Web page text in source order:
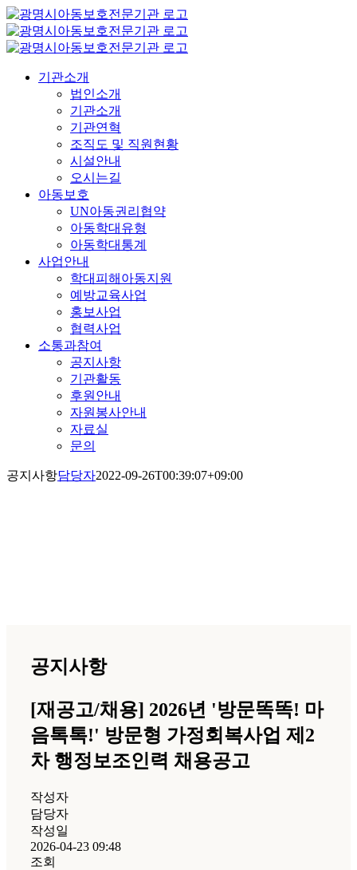
콘
텐
츠
기관소개
법인소개
기관소개
기관연혁
조직도 및 직원현황
시설안내
오시는길
아동보호
UN아동권리협약
아동학대유형
아동학대통계
사업안내
학대피해아동지원
예방교육사업
홍보사업
협력사업
소통과참여
공지사항
기관활동
후원안내
자원봉사안내
자료실
문의
공지사항담당자2022-09-26T00:39:07+09:00
공지사항
[재공고/채용] 2026년 '방문똑똑! 마
음톡톡!' 방문형 가정회복사업 제2
차 행정보조인력 채용공고
작성자
담당자
작성일
2026-04-23 09:48
조회